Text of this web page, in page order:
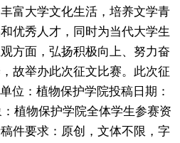
富大学文化生活，培养文学青
优秀人才，同时为当代大学生
方面，弘扬积极向上、努力奋
故举办此次征文比赛。此次征
位：植物保护学院投稿日期：
植物保护学院全体学生参赛资
件要求：原创，文体不限，字